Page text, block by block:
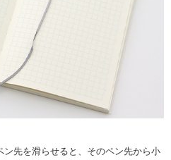
先を滑らせると、そのペン先から小